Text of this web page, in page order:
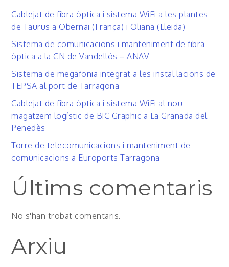
Cablejat de fibra òptica i sistema WiFi a les plantes
de Taurus a Obernai (França) i Oliana (Lleida)
Sistema de comunicacions i manteniment de fibra
òptica a la CN de Vandellós – ANAV
Sistema de megafonia integrat a les instal·lacions de
TEPSA al port de Tarragona
Cablejat de fibra òptica i sistema WiFi al nou
magatzem logístic de BIC Graphic a La Granada del
Penedès
Torre de telecomunicacions i manteniment de
comunicacions a Euroports Tarragona
Últims comentaris
No s'han trobat comentaris.
Arxiu